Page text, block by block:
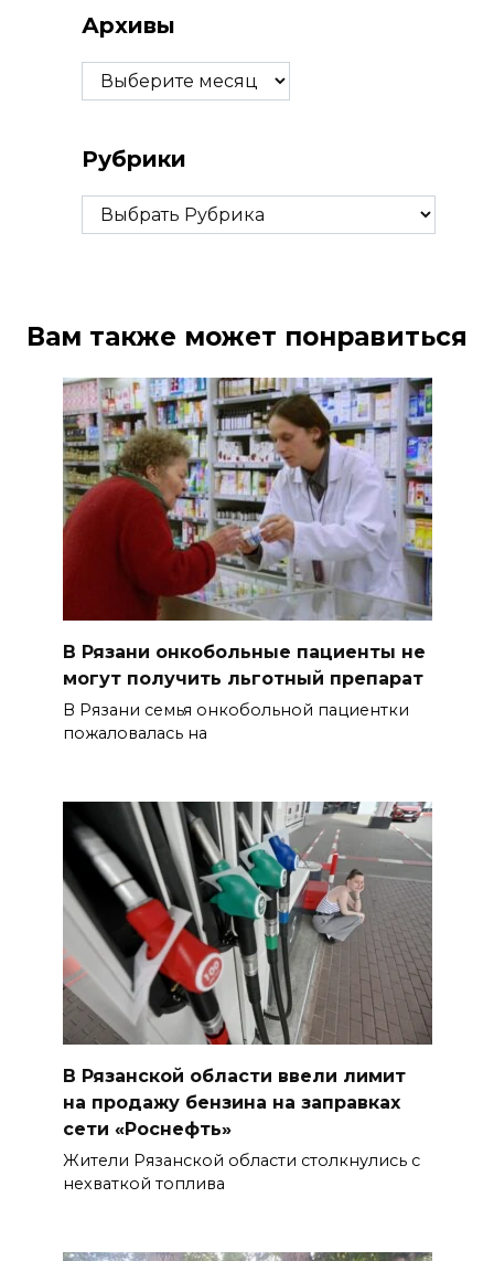
Архивы
Архивы
Рубрики
Рубрики
Вам также может понравиться
В Рязани онкобольные пациенты не
могут получить льготный препарат
В Рязани семья онкобольной пациентки
пожаловалась на
В Рязанской области ввели лимит
на продажу бензина на заправках
сети «Роснефть»
Жители Рязанской области столкнулись с
нехваткой топлива